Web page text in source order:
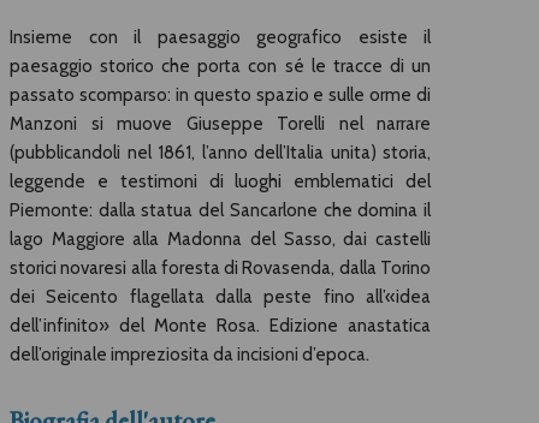
Insieme con il paesaggio geografico esiste il
paesaggio storico che porta con sé le tracce di un
passato scomparso: in questo spazio e sulle orme di
Manzoni si muove Giuseppe Torelli nel narrare
(pubblicandoli nel 1861, l’anno dell’Italia unita) storia,
leggende e testimoni di luoghi emblematici del
Piemonte: dalla statua del Sancarlone che domina il
lago Maggiore alla Madonna del Sasso, dai castelli
storici novaresi alla foresta di Rovasenda, dalla Torino
dei Seicento flagellata dalla peste fino all’«idea
dell’infinito» del Monte Rosa. Edizione anastatica
dell’originale impreziosita da incisioni d’epoca.